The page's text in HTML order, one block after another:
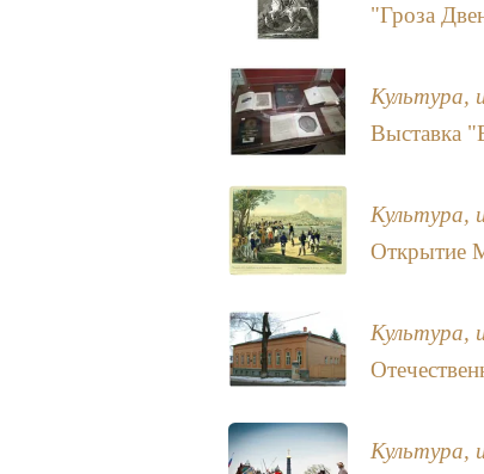
"Гроза
Культура,
Выставка
Культура,
Открытие
Культура,
Культура,